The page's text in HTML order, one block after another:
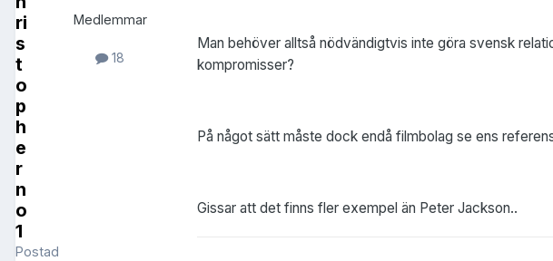
ri
s
t
o
p
h
e
r
n
o
1
Postad
Medlemmar
18
Man behöver alltså nödvändigtvis inte göra svensk
kompromisser?
På något sätt måste dock endå filmbolag se ens
Gissar att det finns fler exempel än Peter Jackson..